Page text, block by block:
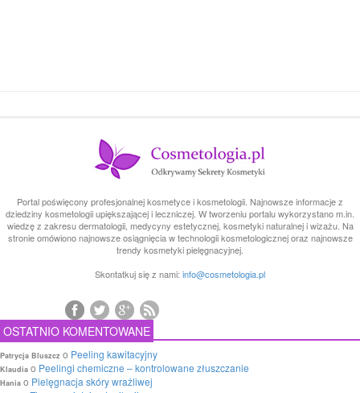
Portal poświęcony profesjonalnej kosmetyce i kosmetologii. Najnowsze informacje z
dziedziny kosmetologii upiększającej i leczniczej. W tworzeniu portalu wykorzystano m.in.
wiedzę z zakresu dermatologii, medycyny estetycznej, kosmetyki naturalnej i wizażu. Na
stronie omówiono najnowsze osiągnięcia w technologii kosmetologicznej oraz najnowsze
trendy kosmetyki pielęgnacyjnej.
Skontatkuj się z nami: info@cosmetologia.pl
OSTATNIO KOMENTOWANE
Patrycja Bluszcz o Peeling kawitacyjny
Klaudia o Peelingi chemiczne – kontrolowane złuszczanie
Hania o Pielęgnacja skóry wrażliwej